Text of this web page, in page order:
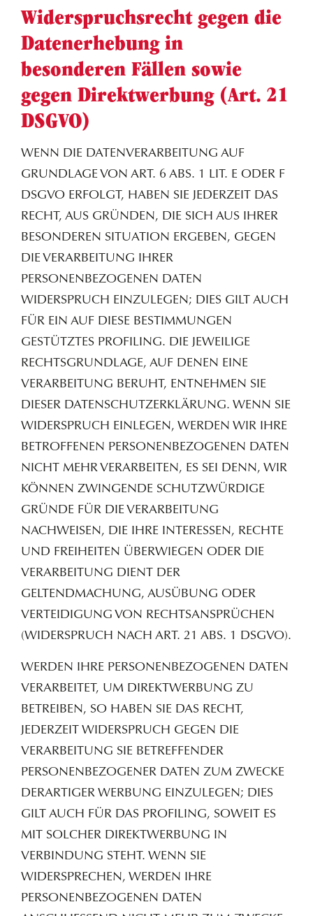
Widerspruchsrecht gegen die
Datenerhebung in
besonderen Fällen sowie
gegen Direktwerbung (Art. 21
DSGVO)
WENN DIE DATENVERARBEITUNG AUF
GRUNDLAGE VON ART. 6 ABS. 1 LIT. E ODER F
DSGVO ERFOLGT, HABEN SIE JEDERZEIT DAS
RECHT, AUS GRÜNDEN, DIE SICH AUS IHRER
BESONDEREN SITUATION ERGEBEN, GEGEN
DIE VERARBEITUNG IHRER
PERSONENBEZOGENEN DATEN
WIDERSPRUCH EINZULEGEN; DIES GILT AUCH
FÜR EIN AUF DIESE BESTIMMUNGEN
GESTÜTZTES PROFILING. DIE JEWEILIGE
RECHTSGRUNDLAGE, AUF DENEN EINE
VERARBEITUNG BERUHT, ENTNEHMEN SIE
DIESER DATENSCHUTZERKLÄRUNG. WENN SIE
WIDERSPRUCH EINLEGEN, WERDEN WIR IHRE
BETROFFENEN PERSONENBEZOGENEN DATEN
NICHT MEHR VERARBEITEN, ES SEI DENN, WIR
KÖNNEN ZWINGENDE SCHUTZWÜRDIGE
GRÜNDE FÜR DIE VERARBEITUNG
NACHWEISEN, DIE IHRE INTERESSEN, RECHTE
UND FREIHEITEN ÜBERWIEGEN ODER DIE
VERARBEITUNG DIENT DER
GELTENDMACHUNG, AUSÜBUNG ODER
VERTEIDIGUNG VON RECHTSANSPRÜCHEN
(WIDERSPRUCH NACH ART. 21 ABS. 1 DSGVO).
WERDEN IHRE PERSONENBEZOGENEN DATEN
VERARBEITET, UM DIREKTWERBUNG ZU
BETREIBEN, SO HABEN SIE DAS RECHT,
JEDERZEIT WIDERSPRUCH GEGEN DIE
VERARBEITUNG SIE BETREFFENDER
PERSONENBEZOGENER DATEN ZUM ZWECKE
DERARTIGER WERBUNG EINZULEGEN; DIES
GILT AUCH FÜR DAS PROFILING, SOWEIT ES
MIT SOLCHER DIREKTWERBUNG IN
VERBINDUNG STEHT. WENN SIE
WIDERSPRECHEN, WERDEN IHRE
PERSONENBEZOGENEN DATEN